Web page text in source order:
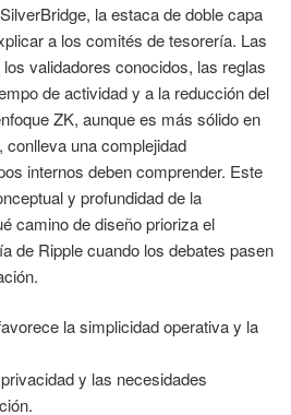
la estaca de doble capa
a los comités de tesorería. Las
validadores conocidos, las reglas
de actividad y a la reducción del
ZK, aunque es más sólido en
una complejidad
internos deben comprender. Este
y profundidad de la
camino de diseño prioriza el
de Ripple cuando los debates pasen
la simplicidad operativa y la
y las necesidades